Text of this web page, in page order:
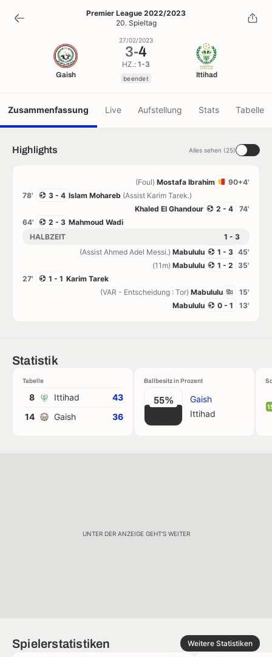
3-4
beendet
Premier League 2022/2023
20. Spieltag
Gaish
27/02/2023
3-4
HZ.: 1-3
beendet Ittihad
Zusammenfassung Live Aufstellung Stats Tabelle
Highlights Alles sehen (25)
90+4'
(Foul) Mostafa Ibrahim
78'
3 - 4 Islam Mohareb (Assist Karim Tarek.)
74'
2 - 4
Khaled El Ghandour
64'
2 - 3 Mahmoud Wadi
HALBZEIT
1 - 3
45'
1 - 3
(Assist Ahmed Adel Messi.) Mabululu
35'
1 - 2
(11m) Mabululu
27'
1 - 1 Karim Tarek
15'
(VAR - Entscheidung : Tor) Mabululu
13'
0 - 1
Mabululu
Statistik
Tabelle
8 Ittihad
43
14
Gaish 36
Ballbesitz in Prozent
55%
Gaish
Ittihad
UNTER DER ANZEIGE GEHT'S WEITER
Spielerstatistiken Weitere Statistiken